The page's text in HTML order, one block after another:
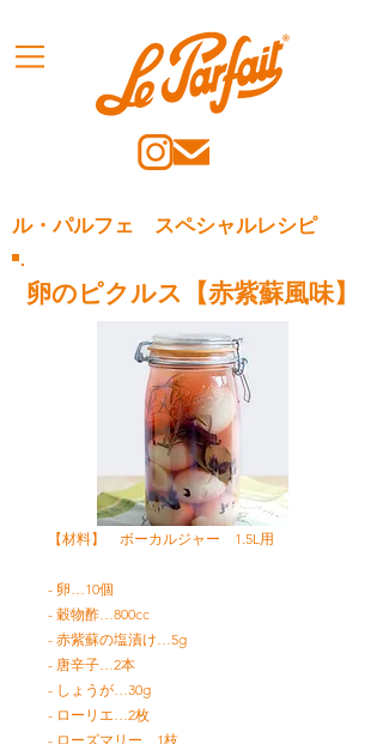
ル・パルフェ スペシャルレシピ
卵のピクルス【赤紫蘇風味】
【材料】 ボーカルジャー 1.5L用
- 卵…10個
- 穀物酢…800cc
- 赤紫蘇の塩漬け…5g
- 唐辛子…2本
- しょうが…30g
- ローリエ…2枚
- ローズマリー…1枝